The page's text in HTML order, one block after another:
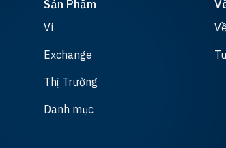
Sản Phẩm
Ví
Exchange
Thị Trường
Danh mục